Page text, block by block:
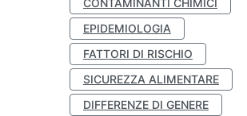
CONTAMINANTI CHIMICI
EPIDEMIOLOGIA
FATTORI DI RISCHIO
SICUREZZA ALIMENTARE
DIFFERENZE DI GENERE